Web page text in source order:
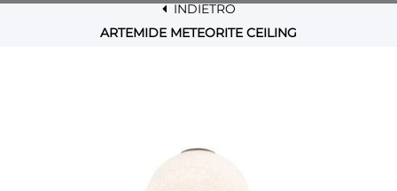
INDIETRO
ARTEMIDE METEORITE CEILING